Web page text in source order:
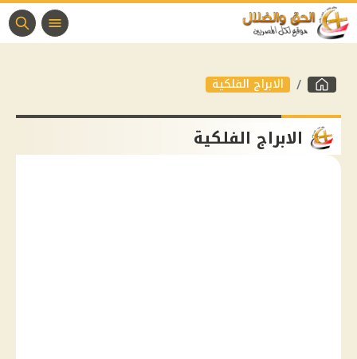
الابراج الفلكية
الابراج الفلكية